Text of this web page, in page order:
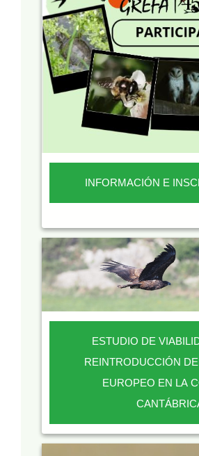
INFORMACIÓN E
ESTUDIO DE
REINTRODUCCIÓN
EUROPEO EN LA